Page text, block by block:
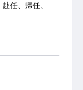
任、帰任、